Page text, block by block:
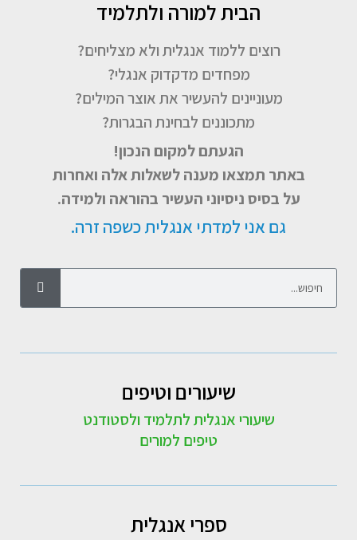
הבית למורה ולתלמיד
רוצים ללמוד אנגלית ולא מצליחים?
מפחדים מדקדוק אנגלי?
מעוניינים להעשיר את אוצר המילים?
מתכוננים לבחינת הבגרות?
הגעתם למקום הנכון!
באתר תמצאו מענה לשאלות אלה ואחרות
על בסיס ניסיוני העשיר בהוראה ולמידה.
גם אני למדתי אנגלית כשפה זרה.
שיעורים וטיפים
שיעורי אנגלית לתלמיד ולסטודנט
טיפים למורים
ספרי אנגלית